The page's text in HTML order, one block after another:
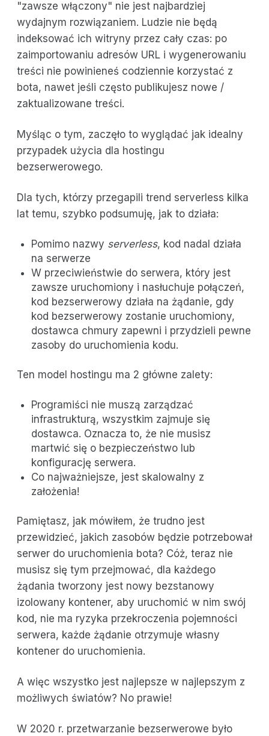
"zawsze włączony" nie jest najbardziej
wydajnym rozwiązaniem. Ludzie nie będą
indeksować ich witryny przez cały czas: po
zaimportowaniu adresów URL i wygenerowaniu
treści nie powinieneś codziennie korzystać z
bota, nawet jeśli często publikujesz nowe /
zaktualizowane treści.
Myśląc o tym, zaczęło to wyglądać jak idealny
przypadek użycia dla hostingu
bezserwerowego.
Dla tych, którzy przegapili trend serverless kilka
lat temu, szybko podsumuję, jak to działa:
Pomimo nazwy serverless, kod nadal działa
na serwerze
W przeciwieństwie do serwera, który jest
zawsze uruchomiony i nasłuchuje połączeń,
kod bezserwerowy działa na żądanie, gdy
kod bezserwerowy zostanie uruchomiony,
dostawca chmury zapewni i przydzieli pewne
zasoby do uruchomienia kodu.
Ten model hostingu ma 2 główne zalety:
Programiści nie muszą zarządzać
infrastrukturą, wszystkim zajmuje się
dostawca. Oznacza to, że nie musisz
martwić się o bezpieczeństwo lub
konfigurację serwera.
Co najważniejsze, jest skalowalny z
założenia!
Pamiętasz, jak mówiłem, że trudno jest
przewidzieć, jakich zasobów będzie potrzebował
serwer do uruchomienia bota? Cóż, teraz nie
musisz się tym przejmować, dla każdego
żądania tworzony jest nowy bezstanowy
izolowany kontener, aby uruchomić w nim swój
kod, nie ma ryzyka przekroczenia pojemności
serwera, każde żądanie otrzymuje własny
kontener do uruchomienia.
A więc wszystko jest najlepsze w najlepszym z
możliwych światów? No prawie!
W 2020 r. przetwarzanie bezserwerowe było